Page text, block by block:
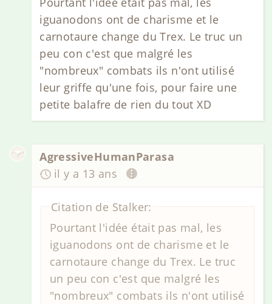
iguanodons ont de charisme et le
carnotaure change du Trex. Le truc un
peu con c'est que malgré les
"nombreux" combats ils n'ont utilisé
leur griffe qu'une fois, pour faire une
petite balafre de rien du tout XD
AgressiveHumanParasa
il y a 13 ans
Citation de Stalker:
Pourtant l'idée était pas mal, les
iguanodons ont de charisme et le
carnotaure change du Trex. Le truc
un peu con c'est que malgré les
"nombreux" combats ils n'ont utilisé